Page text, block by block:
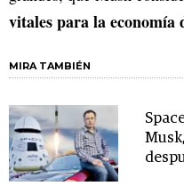
vitales para la economía
MIRA TAMBIÉN